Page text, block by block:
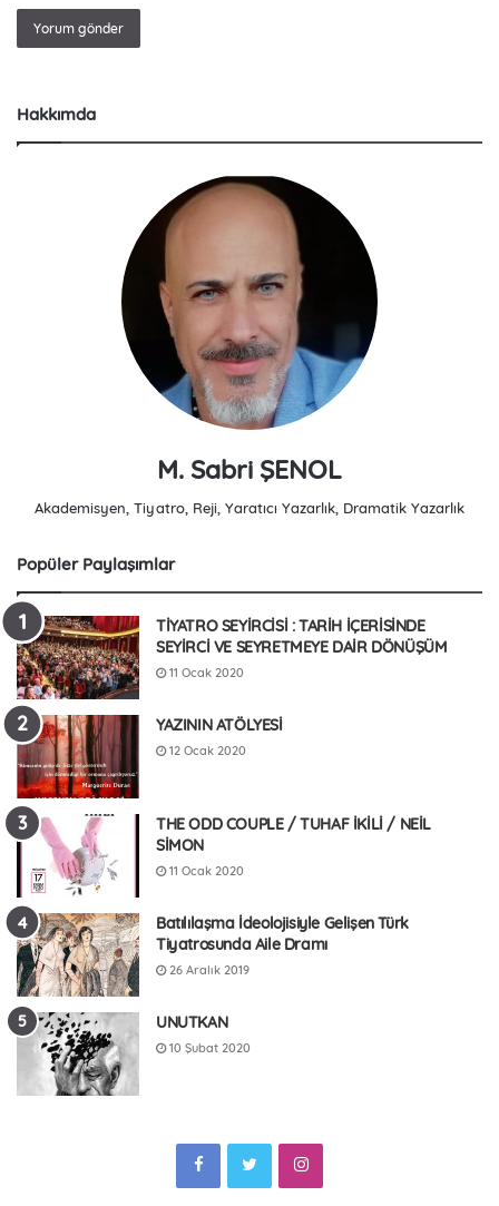
Hakkımda
M. Sabri ŞENOL
Akademisyen, Tiyatro, Reji, Yaratıcı Yazarlık, Dramatik Yazarlık
Popüler Paylaşımlar
TİYATRO SEYİRCİSİ : TARİH İÇERİSİNDE
SEYİRCİ VE SEYRETMEYE DAİR DÖNÜŞÜM
11 Ocak 2020
YAZININ ATÖLYESİ
12 Ocak 2020
THE ODD COUPLE / TUHAF İKİLİ / NEİL
SİMON
11 Ocak 2020
Batılılaşma İdeolojisiyle Gelişen Türk
Tiyatrosunda Aile Dramı
26 Aralık 2019
UNUTKAN
10 Şubat 2020
I